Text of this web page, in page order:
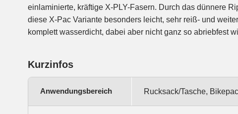
einlaminierte, kräftige X-PLY-Fasern. Durch das dünnere
diese X-Pac Variante besonders leicht, sehr reiß- und
komplett wasserdicht, dabei aber nicht ganz so abriebfest
trotzdem haltbare Rucksäcke, Packtaschen etc.. Es wird
Kurzinfos
Anwendungsbereich Rucksack/Tasche,